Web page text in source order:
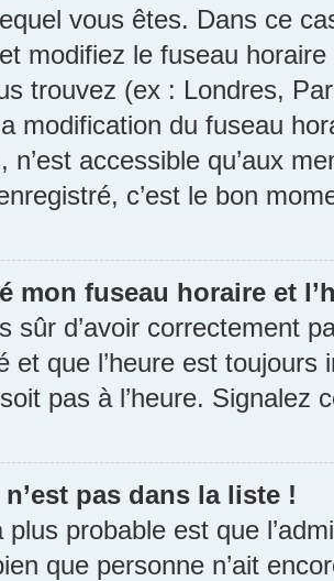
vous êtes. Dans ce
modifiez le fuseau horaire
trouvez (ex : Londres,
modification du fuseau
n’est accessible qu’aux
c’est le bon
mon fuseau horaire et
sûr d’avoir correctement
et que l’heure est
pas à l’heure. Signalez
pas dans la liste !
plus probable est que
que personne n’ait